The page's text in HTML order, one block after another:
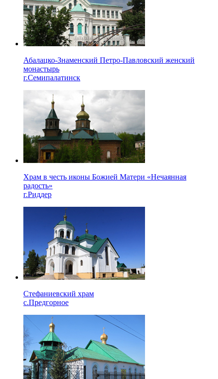
Абалацко-Знаменский Петро-Павловский женский
монастырь
г.Семипалатинск
Храм в честь иконы Божией Матери «Нечаянная
радость»
г.Риддер
Стефаниевский храм
с.Предгорное